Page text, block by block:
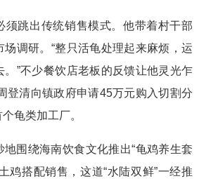
须跳出传统销售模式。他带着村干部
调研。“整只活龟处理起来麻烦，运
”不少餐饮店老板的反馈让他灵光乍
登清向镇政府申请45万元购入切割分
龟类加工厂。
地围绕海南饮食文化推出“龟鸡养生套
搭配销售，这道“水陆双鲜”一经推